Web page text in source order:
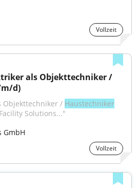
Vollzeit
d)
Objekttechniker / Haustechniker
Solutions..."
GmbH
Vollzeit